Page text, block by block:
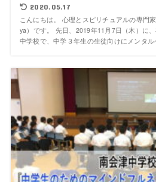
2020.05.17
こんにちは。 心理とスピリチュアルの専
ya）です。 先日、2019年11月7日（木）に
中学校で、中学３年生の生徒向けにメンタル